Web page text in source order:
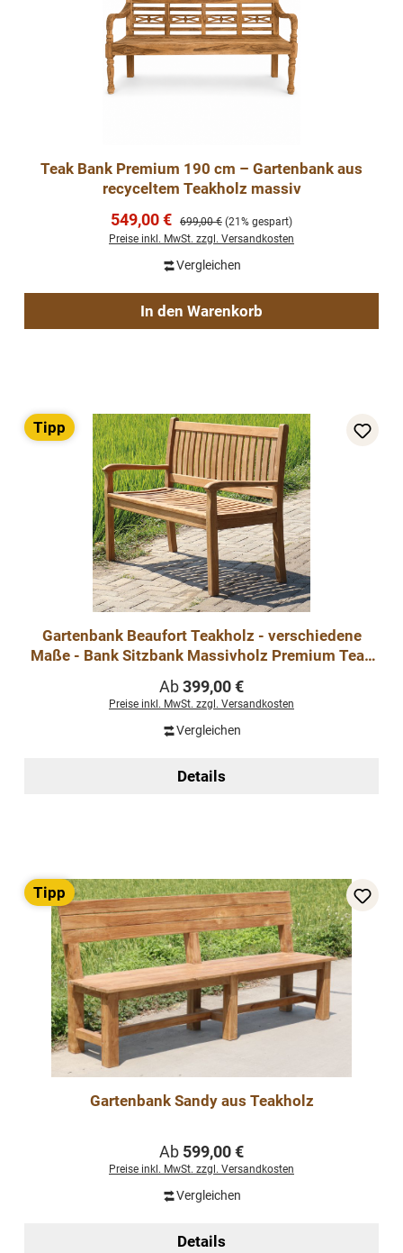
Teak Bank Premium 190 cm – Gartenbank aus
recyceltem Teakholz massiv
Verkaufspreis:
549,00 € Regulärer Preis:
699,00 € (21% gespart)
Preise inkl. MwSt. zzgl. Versandkosten
Vergleichen
In den Warenkorb
Tipp
Gartenbank Beaufort Teakholz - verschiedene
Maße - Bank Sitzbank Massivholz Premium Teak
Gartenmöbel
Regulärer Preis:
Ab399,00 €
Preise inkl. MwSt. zzgl. Versandkosten
Vergleichen
Details
Tipp
Gartenbank Sandy aus Teakholz
Regulärer Preis:
Ab 599,00 €
Preise inkl. MwSt. zzgl. Versandkosten
Vergleichen
Details